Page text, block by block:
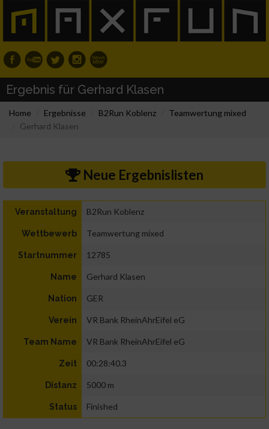
Ergebnis für Gerhard Klasen
Home Ergebnisse B2Run Koblenz
Teamwertung mixed
Gerhard Klasen
Neue Ergebnislisten
Veranstaltung B2Run Koblenz
Wettbewerb Teamwertung mixed
Startnummer 12785
Name Gerhard Klasen
Nation GER
Verein VR Bank RheinAhrEifel eG
Team Name VR Bank RheinAhrEifel eG
Zeit 00:28:40.3
Distanz 5000 m
Status Finished